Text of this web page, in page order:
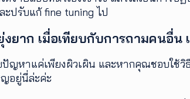
ะปรับแก้ fine tuning ไป
ยาก เมื่อเทียบกับการถามคนอื่น
ญหาแค่เพียงผิวเผิน และหากคุณชอบใช้
อยู่นี่ล่ะค่ะ